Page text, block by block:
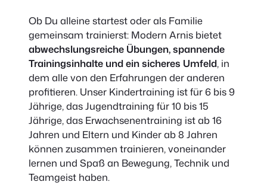
Ob Du alleine startest oder als Familie
gemeinsam trainierst: Modern Arnis bietet
abwechslungsreiche Übungen, spannende
Trainingsinhalte und ein sicheres Umfeld, in
dem alle von den Erfahrungen der anderen
profitieren. Unser Kindertraining ist für 6 bis 9
Jährige, das Jugendtraining für 10 bis 15
Jährige, das Erwachsenentraining ist ab 16
Jahren und Eltern und Kinder ab 8 Jahren
können zusammen trainieren, voneinander
lernen und Spaß an Bewegung, Technik und
Teamgeist haben.